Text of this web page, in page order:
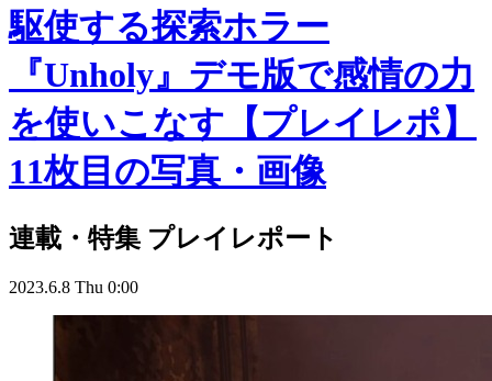
駆使する探索ホラー
『Unholy』デモ版で感情の力
を使いこなす【プレイレポ】
11枚目の写真・画像
連載・特集 プレイレポート
2023.6.8 Thu 0:00